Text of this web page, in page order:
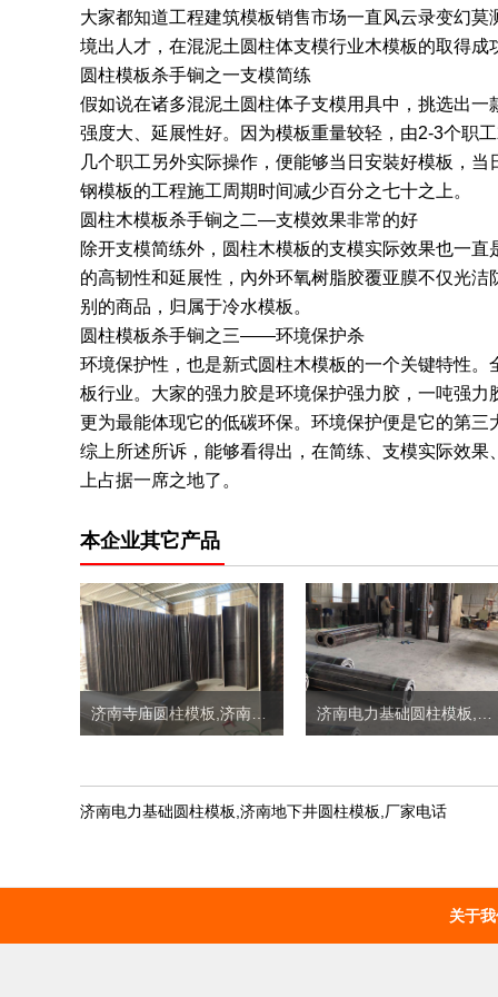
大家都知道工程建筑模板销售市场一直风云录变幻莫
境出人才，在混泥土圆柱体支模行业木模板的取得
圆柱模板杀手锏之一支模简练
假如说在诸多混泥土圆柱体子支模用具中，挑选出
强度大、延展性好。因为模板重量较轻，由2-3个职
几个职工另外实际操作，便能够当日安裝好模板，
钢模板的工程施工周期时间减少百分之七十之上。
圆柱木模板杀手锏之二—支模效果非常的好
除开支模简练外，圆柱木模板的支模实际效果也一
的高韧性和延展性，內外环氧树脂胶覆亚膜不仅光
别的商品，归属于冷水模板。
圆柱模板杀手锏之三——环境保护杀
环境保护性，也是新式圆柱木模板的一个关键特性。
板行业。大家的强力胶是环境保护强力胶，一吨强
更为最能体现它的低碳环保。环境保护便是它的第三
综上所述所诉，能够看得出，在简练、支模实际效
上占据一席之地了。
本企业其它产品
济南电力基础圆柱模板,济南地下井圆柱模板,厂家电话
关于